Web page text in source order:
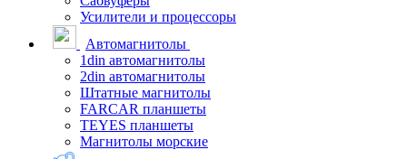
Усилители и процессоры
Автомагнитолы
1din автомагнитолы
2din автомагнитолы
Штатные магнитолы
FARCAR планшеты
TEYES планшеты
Магнитолы морские